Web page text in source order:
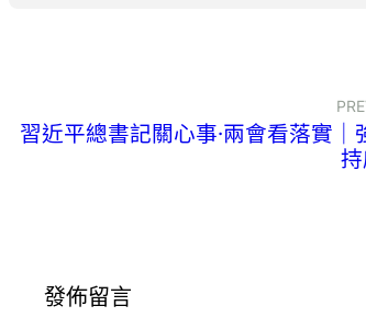
習近平總書記關心事·兩會看落實
發佈留言